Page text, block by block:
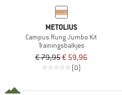
METOLIUS
Campus Rung Jumbo Kit
Trainingsbalkjes
€ 79,95€ 59,96
(0)